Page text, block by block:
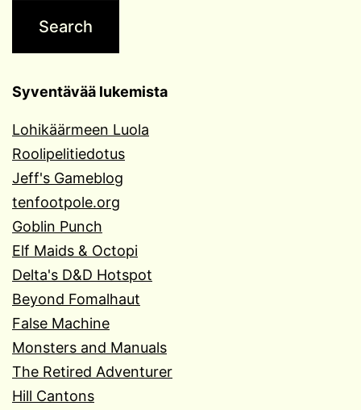
Syventävää lukemista
Lohikäärmeen Luola
Roolipelitiedotus
Jeff's Gameblog
tenfootpole.org
Goblin Punch
Elf Maids & Octopi
Delta's D&D Hotspot
Beyond Fomalhaut
False Machine
Monsters and Manuals
The Retired Adventurer
Hill Cantons